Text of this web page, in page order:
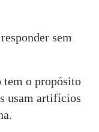
sem
tem o propósito
usam artifícios